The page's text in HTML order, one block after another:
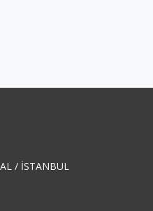
/ İSTANBUL